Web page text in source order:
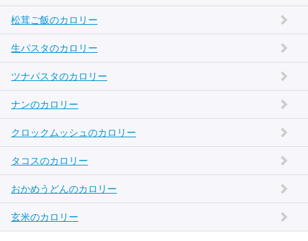
松茸ご飯のカロリー
生パスタのカロリー
ツナパスタのカロリー
ナンのカロリー
クロックムッシュのカロリー
タコスのカロリー
おかめうどんのカロリー
玄米のカロリー